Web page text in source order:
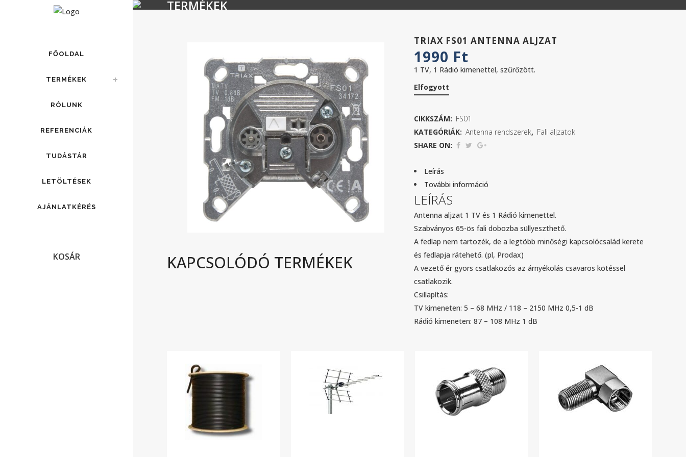
FŐOLDAL
TERMÉKEK
RÓLUNK
REFERENCIÁK
TUDÁSTÁR
LETÖLTÉSEK
AJÁNLATKÉRÉS
KOSÁR
TERMÉKEK
TRIAX FS01 ANTENNA ALJZAT
1990 Ft
1 TV, 1 Rádió kimenettel, szűrőzött.
Elfogyott
CIKKSZÁM: FS01
KATEGÓRIÁK: Antenna rendszerek, Fali aljzatok
SHARE ON:
Leírás
További információ
LEÍRÁS
Antenna aljzat 1 TV és 1 Rádió kimenettel.
Szabványos 65-ös fali dobozba süllyeszthető.
A fedlap nem tartozék, de a legtöbb minőségi kapcsolócsalád kerete
és fedlapja rátehető. (pl, Prodax)
A vezető ér gyors csatlakozós az árnyékolás csavaros kötéssel
csatlakozik.
Csillapítás:
TV kimeneten: 5 – 68 MHz / 118 – 2150 MHz 0,5-1 dB
Rádió kimeneten: 87 – 108 MHz 1 dB
KAPCSOLÓDÓ TERMÉKEK
Gyakran adunk szakmai tanácsot, megbízóinkkal közösen alakítjuk ki a
megfelelő struktúrát annak érdekében, hogy a megvalósult rendszer
használati értéke kifogástalan legyen. Nem tudja, mire van szüksége?
Vegye fel velünk a kapcsolatot vagy töltse ki ajánlatkérő űrlapunkat!
VÁSÁRLÁSI FELTÉTELEK
» Üzemeltetői adatok ismertetése
» A megrendelt termék / házhoz szállítás díjának fizetésének
ismertetése
» Házhoz szállítás, információk
» Házhoz szállítás díjszabása